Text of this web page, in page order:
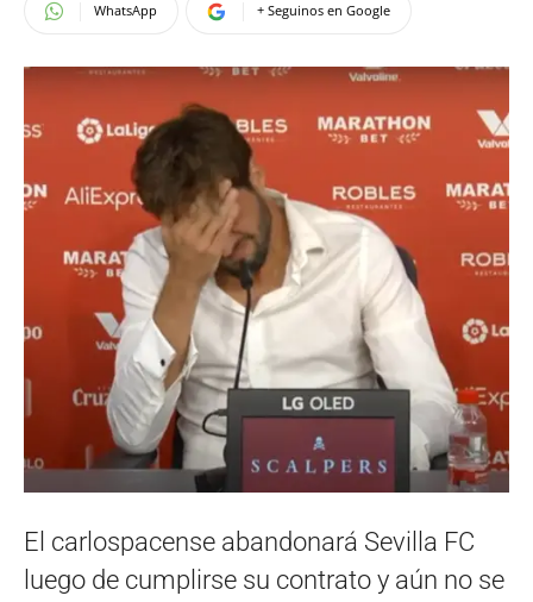
WhatsApp + Seguinos en Google
El carlospacense abandonará Sevilla FC
luego de cumplirse su contrato y aún no se